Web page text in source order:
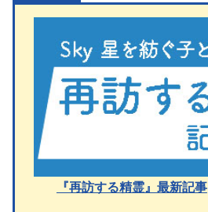
『再訪する精霊』最新記事